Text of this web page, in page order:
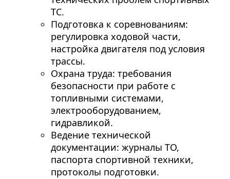
ТС.
Подготовка к соревнованиям:
регулировка ходовой части,
настройка двигателя под условия
трассы.
Охрана труда: требования
безопасности при работе с
топливными системами,
электрооборудованием,
гидравликой.
Ведение технической
документации: журналы ТО,
паспорта спортивной техники,
протоколы подготовки.